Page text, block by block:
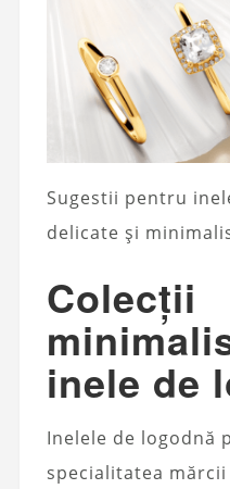
Sugestii pentru
delicate și
Colecții
inele de
Inelele de logodnă
specialitatea mărcii